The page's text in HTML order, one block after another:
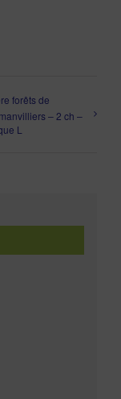
forêts de
– 2 ch –
L